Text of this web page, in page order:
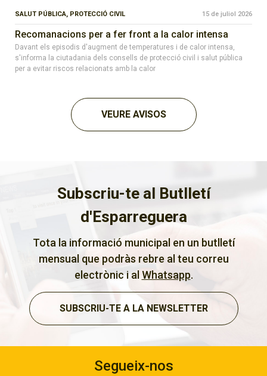
SALUT PÚBLICA, PROTECCIÓ CIVIL 15 de juliol 2026
Recomanacions per a fer front a la calor intensa
Davant els episodis d'augment de temperatures i de calor intensa,
s'informa la ciutadania dels consells de protecció civil i salut pública
per a evitar riscos relacionats amb la calor
VEURE AVISOS
Subscriu-te al Butlletí
d'Esparreguera
Tota la informació municipal en un butlletí
mensual que podràs rebre al teu correu
electrònic i al Whatsapp.
SUBSCRIU-TE A LA NEWSLETTER
Segueix-nos